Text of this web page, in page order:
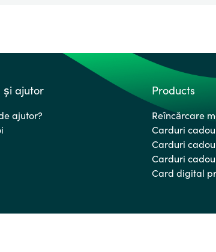
și ajutor
ajutor?
Products
Reîncărcare
Carduri
Carduri
Carduri
Card digital